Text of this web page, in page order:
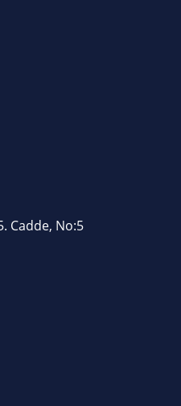
Cadde, No:5